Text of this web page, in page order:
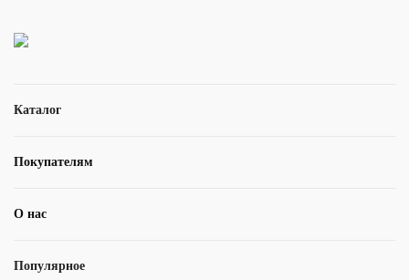
Каталог
Покупателям
О нас
Популярное